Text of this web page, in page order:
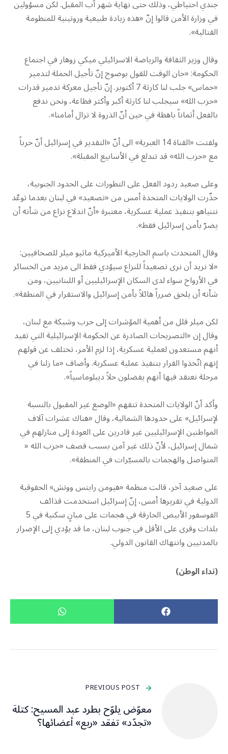
جندي احتياطي، وذلك حتى نهاية شهر آب المقبل. لكن مسؤولين
في وزارة الأمن قالوا إنّ «هذه زيادة طبيعية وروتينية للمنظومة
القتالية».
وقال وزير الثقافة والرياضة الاسرائيلي ميكي زوهار في اجتماع
الحكومة: «حان الوقت للقول بوضوح إنّ تأجيل الحملة لتدمير
«حماس» جلب لنا كارثة 7 أكتوبر. إنّ تأجيل معركة تدمير قدرات
«حزب الله» سيجلب لنا كارثة أكبر وأكثر فظاعة، ونحن ندفع
بالفعل أثماناً باهظة في حين أنّ الذروة لا تزال أمامنا».
ولفتت «القناة 14 العبرية» الى أنّ «التقدير في إسرائيل أنّ حرباً
مع «حزب الله» قد تندلع في الأسابيع المقبلة».
وعلى صعيد ردود الفعل على التطورات على الحدود الجنوبية،
حذّرت الولايات المتحدة أمس من «تصعيد» في لبنان بعدما توعّد
نتنياهو بتنفيذ عملية عسكرية، معتبرة «أنّ اندلاع نزاع من شأنه أن
يضرّ بأمن إسرائيل فقط».
وقال المتحدث باسم الخارجية الأميركية ماثيو ميلر للصحافيين:
«لا نريد أن نرى تصعيداً للنزاع سيؤدي فقط الى مزيد من الخسائر
في الأرواح سواء لدى السكان الإسرائيليين أو اللبنانيين، ومن
شأنه أن يلحق ضرراً هائلاً بأمن إسرائيل والاستقرار في المنطقة».
لكن ميلر قلل من أهمية المؤشرات إلى حرب وشيكة مع لبنان،
وقال إن «التصريحات الصادرة عن الحكومة الإسرائيلية التي تفيد
أنهم مستعدون لعملية عسكرية، إذا لزم الأمر، تختلف عن قولهم
إنهم اتّخذوا القرار بتنفيذ عملية عسكرية. وأضاف «ما زلنا في
مرحلة نعتقد فيها أنهم يفضلون حلاً ديبلوماسياً».
وأكد أنّ الولايات المتحدة تتفهم «الوضع غير المقبول بالنسبة
لإسرائيل» على حدودها الشمالية، وقال «هناك عشرات آلاف
المواطنين الإسرائيليين غير قادرين على العودة إلى منازلهم في
شمال إسرائيل، لأنّ ذلك غير آمن بسبب قصف «حزب الله «
المتواصل والهجمات بالمسيّرات في المنطقة».
على صعيد آخر، قالت منظمة «هيومن رايتس ووتش» الحقوقية
الدولية في تقريرها أمس، إنّ إسرائيل استخدمت قذائف
الفوسفور الأبيض الحارقة في هجمات على مبانٍ سكنية في 5
بلدات وقرى على الأقل في جنوب لبنان، ما قد يؤدي إلى الإضرار
بالمدنيين وانتهاك القانون الدولي.
(نداء الوطن)
PREVIOUS POST
معوّض يلوّح بطرد عبد المسيح: كتلة
«تجدّد» تفقد «ربع» أعضائها؟